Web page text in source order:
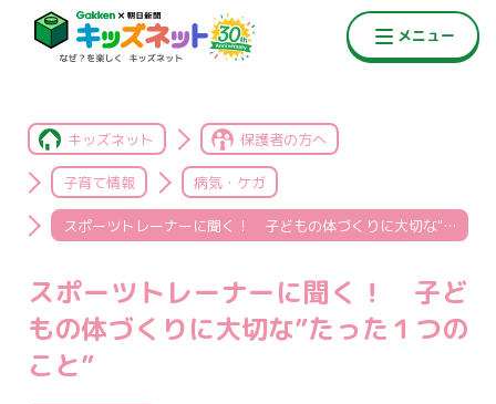
キッズネット 保護者の方へ
子育て情報 病気・ケガ
スポーツトレーナーに聞く！ 子どもの体づくりに大切な"たった１つのこと”
スポーツトレーナーに聞く！ 子ど
もの体づくりに大切な”たった１つの
こと”